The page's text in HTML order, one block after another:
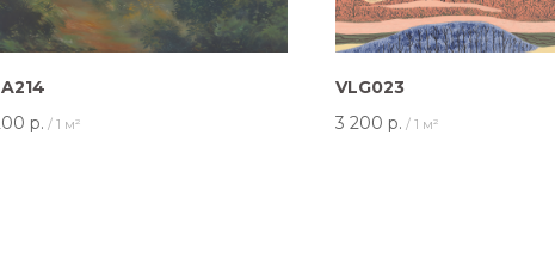
р. / 1 м²
VLG023
3 200 р. / 1 м²